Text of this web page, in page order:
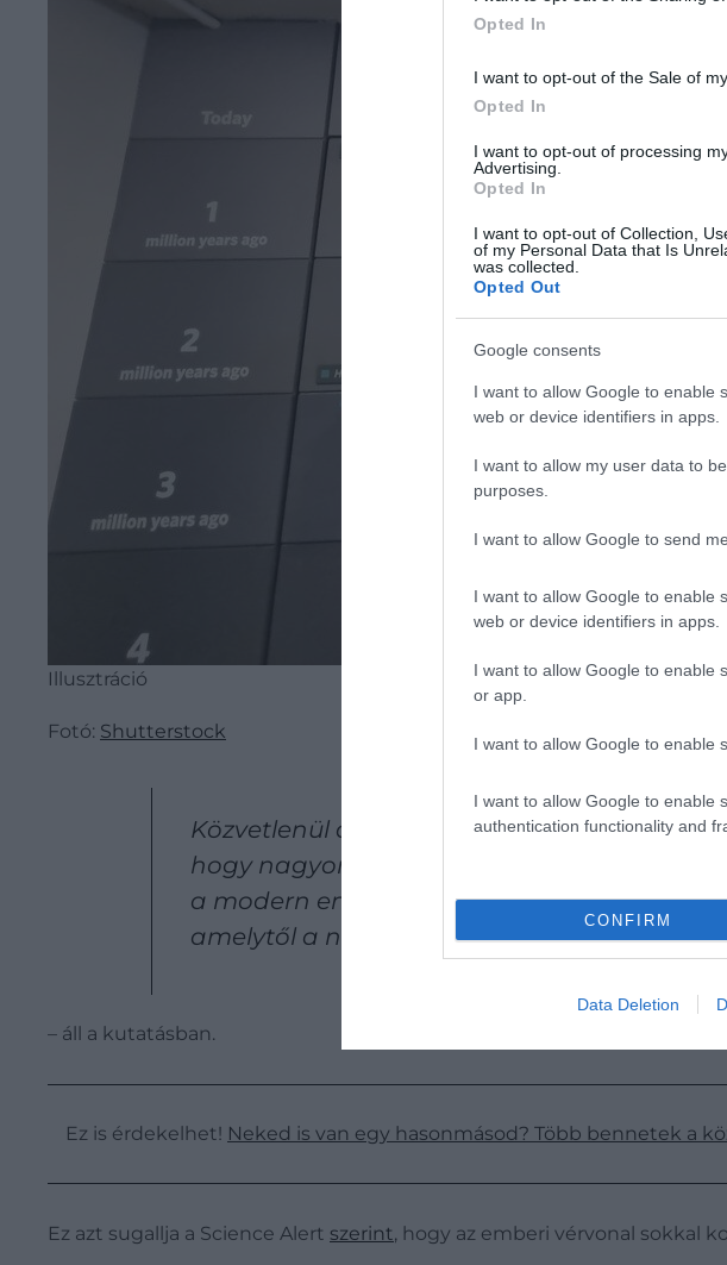
Opted In
I want to opt-out of the Sale of
Opted In
I want to opt-out of processing
Advertising.
Opted In
I want to opt-out of Collection,
of my Personal Data that Is
was collected.
Opted Out
Google consents
I want to allow Google to enable
web or device identifiers in apps.
I want to allow my user data to
purposes.
I want to allow Google to send
I want to allow Google to enable
web or device identifiers in apps.
I want to allow Google to enable
or app.
I want to allow Google to enable
I want to allow Google to enable
authentication functionality and
CONFIRM
Data Deletion
Illusztráció
Fotó: Shutterstock
Közvetlenül a két őspopuláció szétválása
hogy nagyon kis méretűre zsugorodott,
a modern ember genetikai anyagának
amelytől a neandervölgyiek és a
– áll a kutatásban.
Ez is érdekelhet! Neked is van egy hasonmásod? Több bennetek a
Ez azt sugallja a Science Alert szerint, hogy az emberi vérvonal sokkal